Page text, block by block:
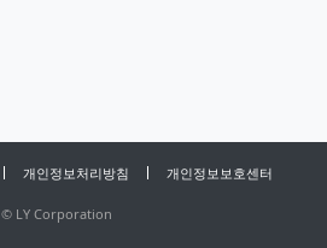
개인정보처리방침 개인정보보호센터
© LY Corporation